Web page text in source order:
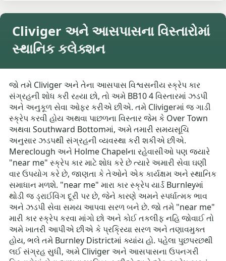
Cliviger અને આસપાસના વિસ્તારોમાં
સ્થાનિક કલેક્શન
જો તમે Cliviger અને તેના આસપાસ વિશ્વસનીય સ્ક્રેપ કાર
સંગ્રહની શોધ કરી રહ્યા છો, તો અમે BB10 4 વિસ્તારમાં ઝડપી
અને અનુકૂળ સેવા ઓફર કરીએ છીએ. તમે Clivigerમાં જ ગાડી
સ્ક્રેપ કરવી હોય અથવા પાછળના વિસ્તાર જેમ કે Over Town
અથવા Southward Bottomમાં, અમે તમારી સમયસૂચિ
અનુસાર ઝડપથી સંગ્રહની વ્યવસ્થા કરી શકીએ છીએ.
Mereclough અને Holme Chapelના રહેવાસીઓ પણ જ્યારે
"near me" સ્ક્રેપ કાર માટે શોધ કરે છે ત્યારે અમારી સેવા ઘણી
વાર ઉપયોગ કરે છે, જાણતા કે તેઓને એક કાર્યક્ષમ અને સ્થાનિક
સમાધાન મળશે. "near me" મારા કાર સ્ક્રેપ યાર્ડ Burnleyમાં
થોડી જ ડ્રાઈવિંગ દૂરી પર છે, જેને કારણે અમને સ્પર્ધાત્મક ભાવ
અને ઝડપી સેવા સમય આપવા સરળ બને છે. જો તમે "near me"
મારી કાર સ્ક્રેપ કરવા માંગો છો અને કોઈ તકલીફ નહિ જોવાઈ તો
અમે ખાતરી આપીએ છીએ કે પ્રક્રિયા સરળ અને તણાવમુક્ત
હોય, ભલે તમે Burnley Districtમાં ક્યાંય હો. પહેલા પુછપરછથી
લઈ સંગ્રહ સુધી, અમે Cliviger અને આસપાસના ઉપનગરી